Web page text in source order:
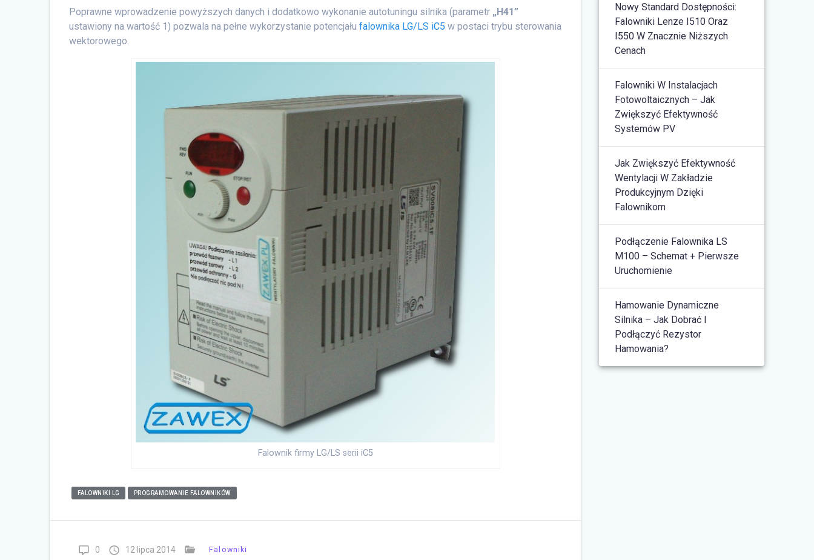
Poprawne wprowadzenie powyższych danych i dodatkowo wykonanie autotuningu silnika (parametr „H41”
ustawiony na wartość 1) pozwala na pełne wykorzystanie potencjałufalownika LG/LS iC5 w postaci trybu sterowania
wektorowego.
Falownik firmy LG/LS serii iC5
FALOWNIKI LG PROGRAMOWANIE FALOWNIKÓW
0 12 lipca 2014 Falowniki
Nowy Standard Dostępności:
Falowniki Lenze I510 Oraz
I550 W Znacznie Niższych
Cenach
Falowniki W Instalacjach
Fotowoltaicznych – Jak
Zwiększyć Efektywność
Systemów PV
Jak Zwiększyć Efektywność
Wentylacji W Zakładzie
Produkcyjnym Dzięki
Falownikom
Podłączenie Falownika LS
M100 – Schemat + Pierwsze
Uruchomienie
Hamowanie Dynamiczne
Silnika – Jak Dobrać I
Podłączyć Rezystor
Hamowania?